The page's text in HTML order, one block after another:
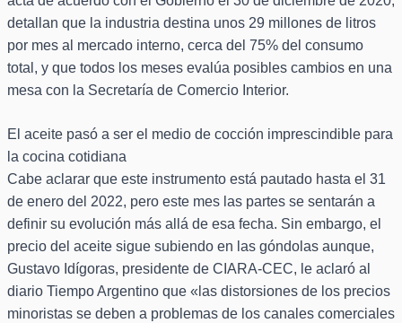
detallan que la industria destina unos 29 millones de litros
por mes al mercado interno, cerca del 75% del consumo
total, y que todos los meses evalúa posibles cambios en una
mesa con la Secretaría de Comercio Interior.
El aceite pasó a ser el medio de cocción imprescindible para
la cocina cotidiana
Cabe aclarar que este instrumento está pautado hasta el 31
de enero del 2022, pero este mes las partes se sentarán a
definir su evolución más allá de esa fecha. Sin embargo, el
precio del aceite sigue subiendo en las góndolas aunque,
Gustavo Idígoras, presidente de CIARA-CEC, le aclaró al
diario Tiempo Argentino que «las distorsiones de los precios
minoristas se deben a problemas de los canales comerciales